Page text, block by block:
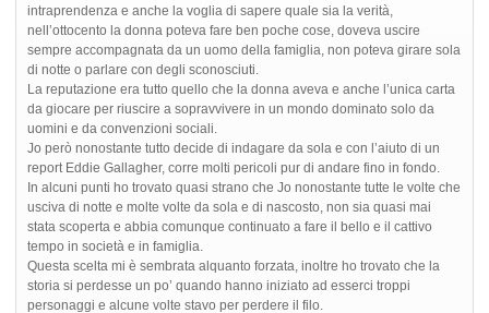
intraprendenza e anche la voglia di sapere quale sia la verità,
nell’ottocento la donna poteva fare ben poche cose, doveva uscire
sempre accompagnata da un uomo della famiglia, non poteva girare sola
di notte o parlare con degli sconosciuti.
La reputazione era tutto quello che la donna aveva e anche l’unica carta
da giocare per riuscire a sopravvivere in un mondo dominato solo da
uomini e da convenzioni sociali.
Jo però nonostante tutto decide di indagare da sola e con l’aiuto di un
report Eddie Gallagher, corre molti pericoli pur di andare fino in fondo.
In alcuni punti ho trovato quasi strano che Jo nonostante tutte le volte che
usciva di notte e molte volte da sola e di nascosto, non sia quasi mai
stata scoperta e abbia comunque continuato a fare il bello e il cattivo
tempo in società e in famiglia.
Questa scelta mi è sembrata alquanto forzata, inoltre ho trovato che la
storia si perdesse un po’ quando hanno iniziato ad esserci troppi
personaggi e alcune volte stavo per perdere il filo.